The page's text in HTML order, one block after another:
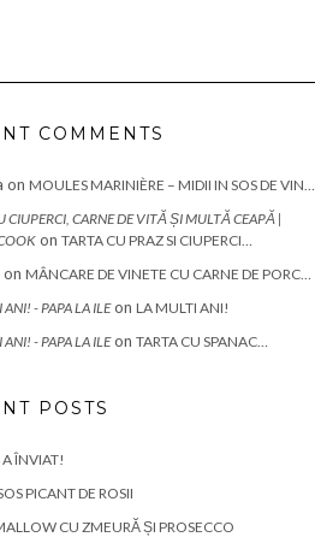
COMMENTS
on MOULES MARINIÈRE – MIDII IN SOS DE VIN…
CIUPERCI, CARNE DE VITĂ ȘI MULTĂ CEAPĂ |
on TARTA CU PRAZ SI CIUPERCI…
on MÂNCARE DE VINETE CU CARNE DE PORC…
- PAPA LA ILEon LA MULTI ANI!
- PAPA LA ILEon TARTA CU SPANAC…
POSTS
A ÎNVIAT!
PICANT DE ROSII
CU ZMEURĂ ȘI PROSECCO